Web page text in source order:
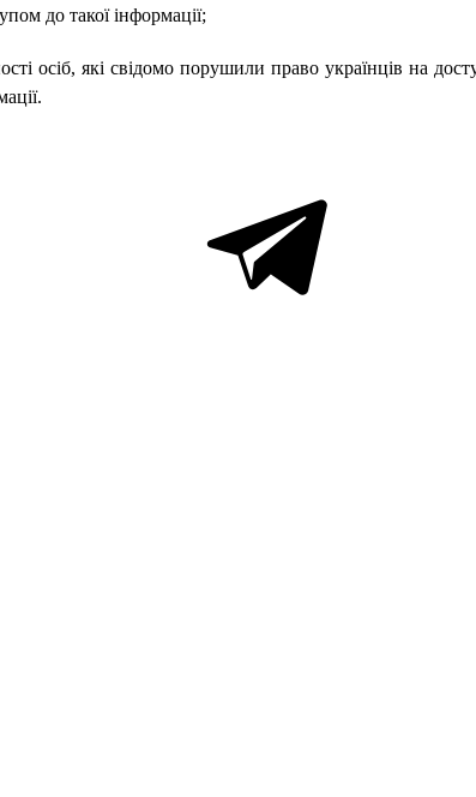
до такої інформації;
осіб, які свідомо порушили право українців на